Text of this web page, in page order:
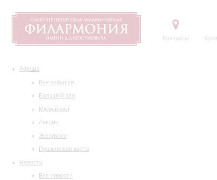
Контакты
Афиша
Все события
Большой зал
Малый зал
Лекции
Экскурсии
Пушкинская карта
Новости
Все новости